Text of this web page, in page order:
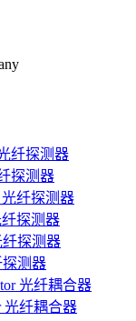
探测器
纤探测器
探测器
光纤耦合器